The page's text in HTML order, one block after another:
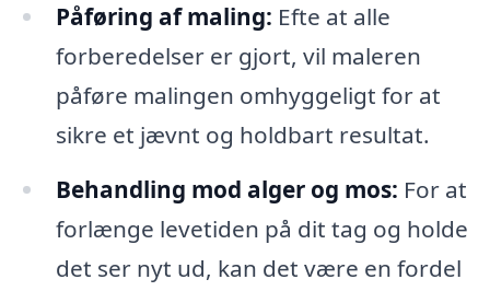
Påføring af maling: Efte at alle
forberedelser er gjort, vil maleren
påføre malingen omhyggeligt for at
sikre et jævnt og holdbart resultat.
Behandling mod alger og mos: For at
forlænge levetiden på dit tag og holde
det ser nyt ud, kan det være en fordel